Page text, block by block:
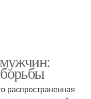
распространенная